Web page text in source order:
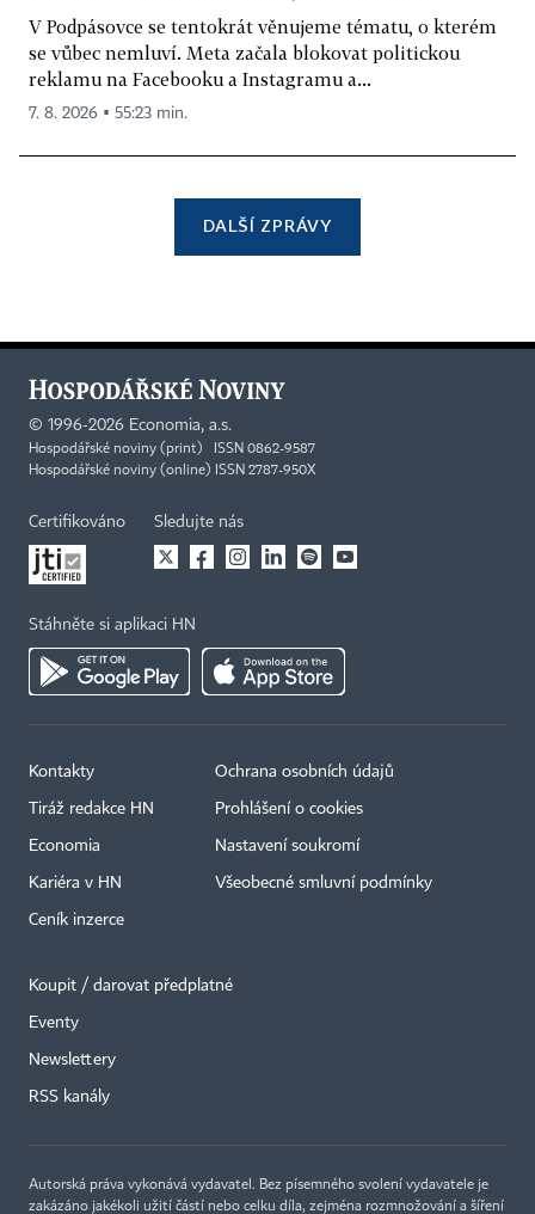
V Podpásovce se tentokrát věnujeme tématu, o kterém
se vůbec nemluví. Meta začala blokovat politickou
reklamu na Facebooku a Instagramu a...
7. 8. 2026 ▪ 55:23 min.
DALŠÍ ZPRÁVY
© 1996-2026 Economia, a.s.
Hospodářské noviny (print) ISSN 0862-9587
Hospodářské noviny (online) ISSN 2787-950X
Certifikováno Sledujte nás
Stáhněte si aplikaci HN
Kontakty
Tiráž redakce HN
Economia
Kariéra v HN
Ceník inzerce
Ochrana osobních údajů
Prohlášení o cookies
Nastavení soukromí
Všeobecné smluvní podmínky
Koupit / darovat předplatné
Eventy
Newslettery
RSS kanály
Autorská práva vykonává vydavatel. Bez písemného svolení vydavatele je
zakázáno jakékoli užití částí nebo celku díla, zejména rozmnožování a šíření